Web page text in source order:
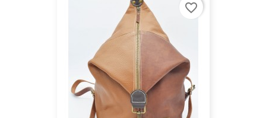
favorite_border